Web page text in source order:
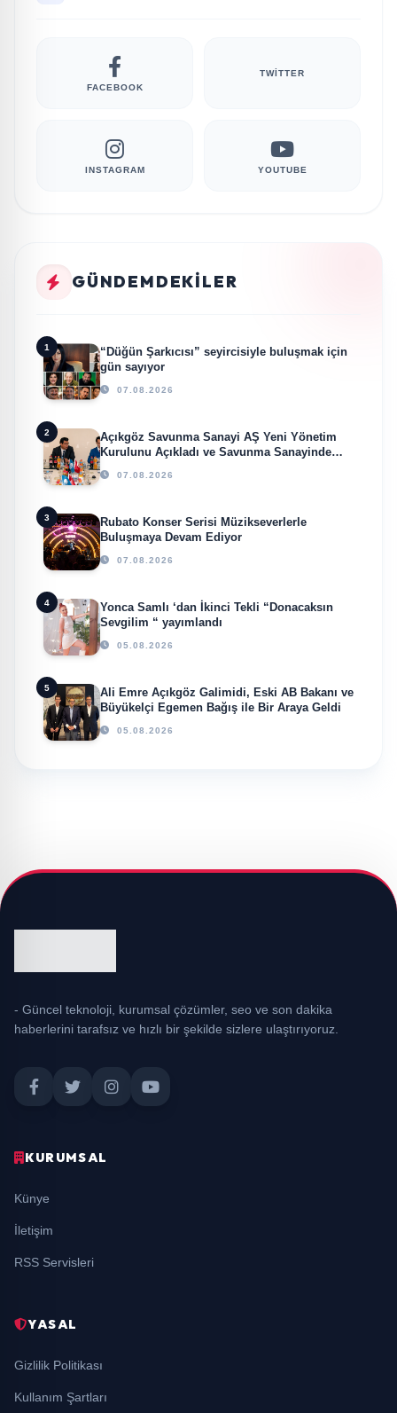
FACEBOOK
TWITTER
INSTAGRAM YOUTUBE
GÜNDEMDEKILER
1
“Düğün Şarkıcısı” seyircisiyle buluşmak için
gün sayıyor
07.08.2026
2
Açıkgöz Savunma Sanayi AŞ Yeni Yönetim
Kurulunu Açıkladı ve Savunma Sanayinde
Küresel Vizyon Vurgusu
07.08.2026
3
Rubato Konser Serisi Müzikseverlerle
Buluşmaya Devam Ediyor
07.08.2026
4
Yonca Samlı ‘dan İkinci Tekli “Donacaksın
Sevgilim “ yayımlandı
05.08.2026
5
Ali Emre Açıkgöz Galimidi, Eski AB Bakanı ve
Büyükelçi Egemen Bağış ile Bir Araya Geldi
05.08.2026
- Güncel teknoloji, kurumsal çözümler, seo ve son dakika
haberlerini tarafsız ve hızlı bir şekilde sizlere ulaştırıyoruz.
KURUMSAL
Künye
İletişim
RSS Servisleri
YASAL
Gizlilik Politikası
Kullanım Şartları